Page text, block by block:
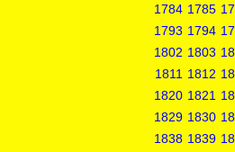
1784 1785
1793 1794
1802 1803
1811 1812
1820 1821
1829 1830
1838 1839